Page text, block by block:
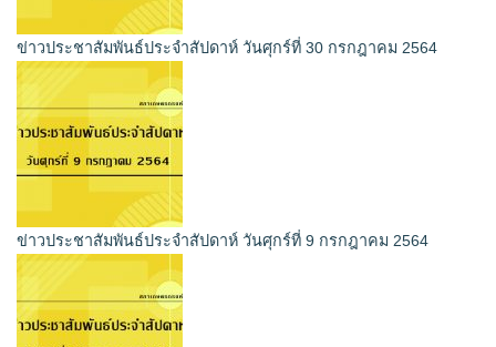
ข่าวประชาสัมพันธ์ประจำสัปดาห์ วันศุกร์ที่ 30 กรกฎาคม 2564
ข่าวประชาสัมพันธ์ประจำสัปดาห์ วันศุกร์ที่ 9 กรกฎาคม 2564